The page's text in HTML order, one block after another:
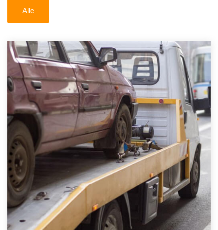
U kunt er ook voor kiezen om direct uw sloopauto te
verkopen en op te laten halen door de Sloopauto
Ophaaldienst van Autosloperijen.nl. Wij kunnen uw
auto gratis ophalen in Schouwerzijl. Neem
telefonisch contact op of maak een terugbelafspraak.
Wilt u direct een tweedehands auto onderdelen
offerte aanvragen? Dat kan via de Onderdelenlijn! Vul
uw kenteken in en druk op verzenden.
Wij kunnen u helpen met de inkoop van auto's van
eigenlijk alle merken, zoals Alfa Romeo, Audi, BMW,
Chevrolet, Citroën, Dacia, Fiat, Ford, Honda, Hyundai,
Kia, Mazda, Mercedes Benz, Mitsubishi, Nissan, Opel,
Peugeot, Porsche, Renault, Seat, Skoda, Suzuki, Tesla,
Toyota, Volkswagen en Volvo.
Alle